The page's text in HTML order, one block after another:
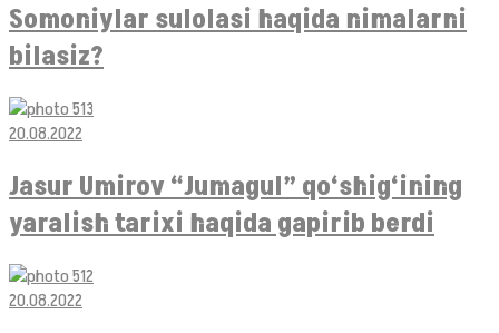
Somoniylar sulolasi haqida nimalarni
bilasiz?
20.08.2022
Jasur Umirov “Jumagul” qo‘shig‘ining
yaralish tarixi haqida gapirib berdi
20.08.2022